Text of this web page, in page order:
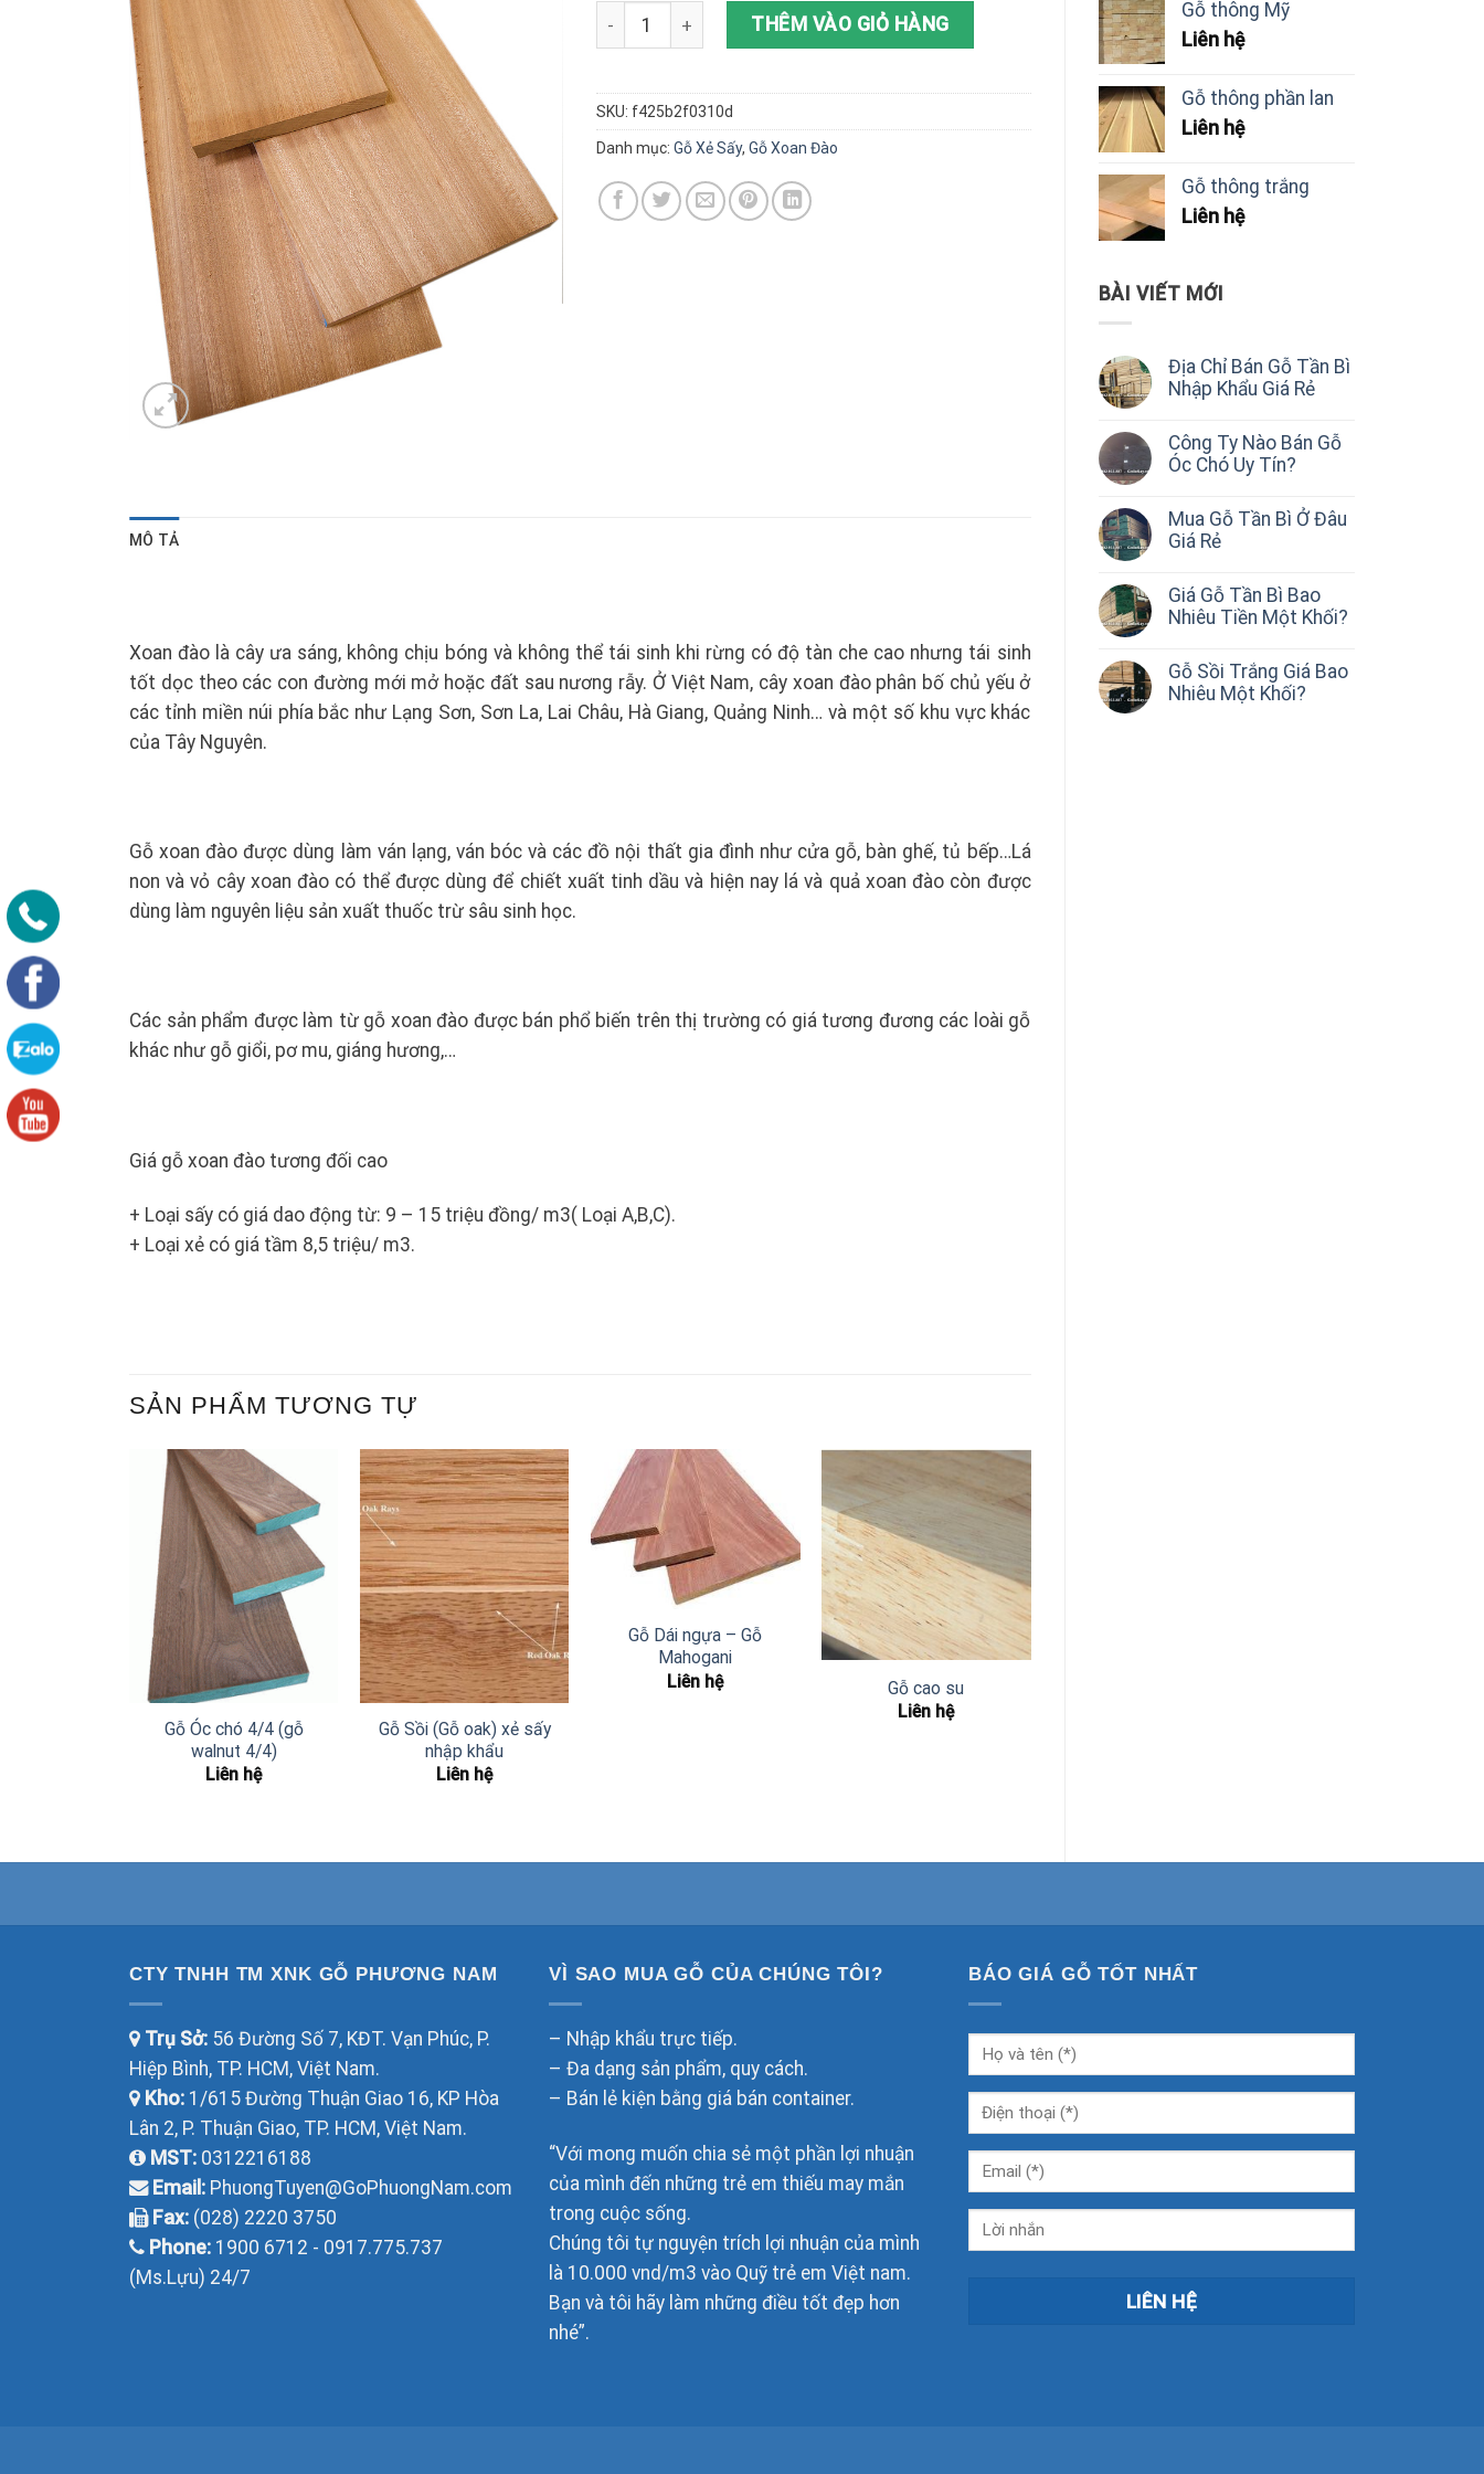
Gỗ thông Mỹ
Liên hệ
Gỗ thông phần lan
Liên hệ
Gỗ thông trắng
Liên hệ
BÀI VIẾT MỚI
Địa Chỉ Bán Gỗ Tần Bì
Nhập Khẩu Giá Rẻ
Công Ty Nào Bán Gỗ
Óc Chó Uy Tín?
Mua Gỗ Tần Bì Ở Đâu
Giá Rẻ
Giá Gỗ Tần Bì Bao
Nhiêu Tiền Một Khối?
Gỗ Sồi Trắng Giá Bao
Nhiêu Một Khối?
Gỗ xoan đào số lượngTHÊM VÀO GIỎ HÀNG
SKU: f425b2f0310d
Danh mục:Gỗ Xẻ Sấy,Gỗ Xoan Đào
MÔ TẢ
Xoan đào là cây ưa sáng, không chịu bóng và không thể tái sinh khi rừng có độ tàn che cao nhưng tái sinh
tốt dọc theo các con đường mới mở hoặc đất sau nương rẫy. Ở Việt Nam, cây xoan đào phân bố chủ yếu ở
các tỉnh miền núi phía bắc như Lạng Sơn, Sơn La, Lai Châu, Hà Giang, Quảng Ninh… và một số khu vực khác
của Tây Nguyên.
Gỗ xoan đào được dùng làm ván lạng, ván bóc và các đồ nội thất gia đình như cửa gỗ, bàn ghế, tủ bếp…Lá
non và vỏ cây xoan đào có thể được dùng để chiết xuất tinh dầu và hiện nay lá và quả xoan đào còn được
dùng làm nguyên liệu sản xuất thuốc trừ sâu sinh học.
Các sản phẩm được làm từ gỗ xoan đào được bán phổ biến trên thị trường có giá tương đương các loài gỗ
khác như gỗ giổi, pơ mu, giáng hương,…
Giá gỗ xoan đào tương đối cao
+ Loại sấy có giá dao động từ: 9 – 15 triệu đồng/ m3( Loại A,B,C).
+ Loại xẻ có giá tầm 8,5 triệu/ m3.
SẢN PHẨM TƯƠNG TỰ
Gỗ Óc chó 4/4 (gỗ
walnut 4/4)
Liên hệ
Gỗ Sồi (Gỗ oak) xẻ sấy
nhập khẩu
Liên hệ
Gỗ Dái ngựa – Gỗ
Mahogani
Liên hệ
Gỗ cao su
Liên hệ
CTY TNHH TM XNK GỖ PHƯƠNG NAM
Trụ Sở: 56 Đường Số 7, KĐT. Vạn Phúc, P.
Hiệp Bình, TP. HCM, Việt Nam.
Kho: 1/615 Đường Thuận Giao 16, KP Hòa
Lân 2, P. Thuận Giao, TP. HCM, Việt Nam.
MST: 0312216188
Email: PhuongTuyen@GoPhuongNam.com
Fax: (028) 2220 3750
Phone: 1900 6712 - 0917.775.737
(Ms.Lựu) 24/7
VÌ SAO MUA GỖ CỦA CHÚNG TÔI?
– Nhập khẩu trực tiếp.
– Đa dạng sản phẩm, quy cách.
– Bán lẻ kiện bằng giá bán container.
“Với mong muốn chia sẻ một phần lợi nhuận
của mình đến những trẻ em thiếu may mắn
trong cuộc sống.
Chúng tôi tự nguyện trích lợi nhuận của mình
là 10.000 vnd/m3 vào Quỹ trẻ em Việt nam.
Bạn và tôi hãy làm những điều tốt đẹp hơn
nhé”.
BÁO GIÁ GỖ TỐT NHẤT